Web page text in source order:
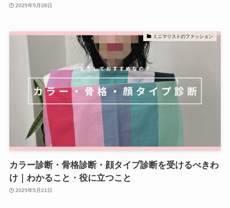
2025年5月28日
ミニマリストのファッション
カラー診断・骨格診断・顔タイプ診断を受けるべきわ
け｜わかること・役に立つこと
2025年5月21日